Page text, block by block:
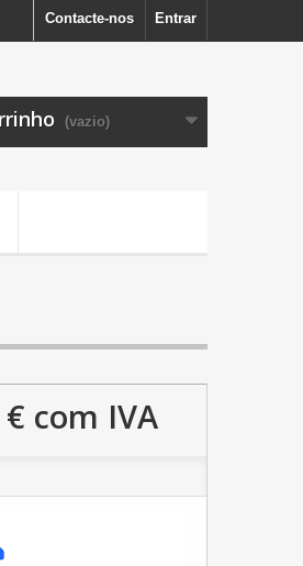
Entrar
Contacte-nos
(vazio)
com IVA